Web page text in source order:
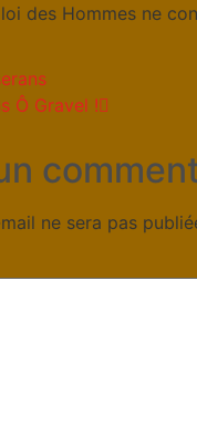
des Hommes ne
Ô Gravel !
ne sera pas